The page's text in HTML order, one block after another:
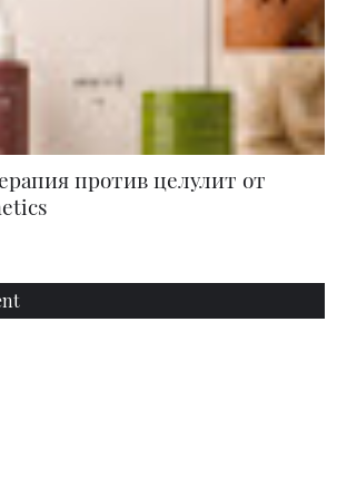
против целулит от